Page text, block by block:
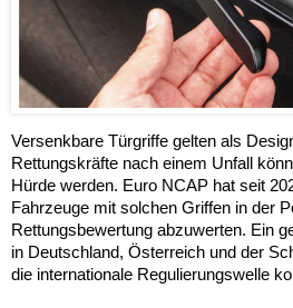
Versenkbare Türgriffe gelten als
Rettungskräfte nach einem Unfall
Hürde werden. Euro NCAP hat seit
Fahrzeuge mit solchen Griffen in der
Rettungsbewertung abzuwerten. Ein
in Deutschland, Österreich und der
die internationale Regulierungswelle